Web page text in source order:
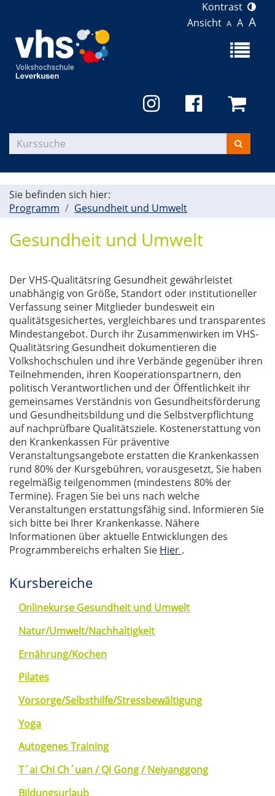
Kontrast
Ansicht A A A
Menü
Kurse
suchen
Sie befinden sich hier:
Programm
Gesundheit und Umwelt
Gesundheit und Umwelt
Der VHS-Qualitätsring Gesundheit gewährleistet
unabhängig von Größe, Standort oder institutioneller
Verfassung seiner Mitglieder bundesweit ein
qualitätsgesichertes, vergleichbares und transparentes
Mindestangebot. Durch ihr Zusammenwirken im VHS-
Qualitätsring Gesundheit dokumentieren die
Volkshochschulen und ihre Verbände gegenüber ihren
Teilnehmenden, ihren Kooperationspartnern, den
politisch Verantwortlichen und der Öffentlichkeit ihr
gemeinsames Verständnis von Gesundheitsförderung
und Gesundheitsbildung und die Selbstverpflichtung
auf nachprüfbare Qualitätsziele. Kostenerstattung von
den Krankenkassen Für präventive
Veranstaltungsangebote erstatten die Krankenkassen
rund 80% der Kursgebühren, vorausgesetzt, Sie haben
regelmäßig teilgenommen (mindestens 80% der
Termine). Fragen Sie bei uns nach welche
Veranstaltungen erstattungsfähig sind. Informieren Sie
sich bitte bei Ihrer Krankenkasse. Nähere
Informationen über aktuelle Entwicklungen des
Programmbereichs erhalten Sie Hier .
Kursbereiche
Onlinekurse Gesundheit und Umwelt
Natur/Umwelt/Nachhaltigkeit
Ernährung/Kochen
Pilates
Vorsorge/Selbsthilfe/Stressbewältigung
Yoga
Autogenes Training
T´ai Chi Ch´uan / Qi Gong / Neiyanggong
Bildungsurlaub